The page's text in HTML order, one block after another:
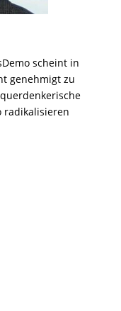
scheint in
genehmigt zu
radikalisieren